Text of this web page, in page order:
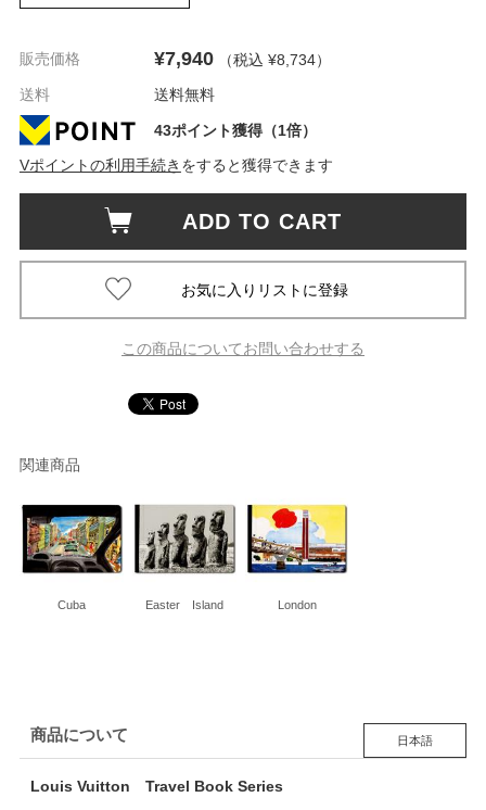
販売価格 ¥7,940 （税込 ¥8,734）
送料
送料無料
43ポイント獲得（1倍）
Vポイントの利用手続き をすると獲得できます
ADD TO CART
この商品についてお問い合わせする
関連商品
Cuba Easter Island London
商品について 日本語
Louis Vuitton Travel Book Series